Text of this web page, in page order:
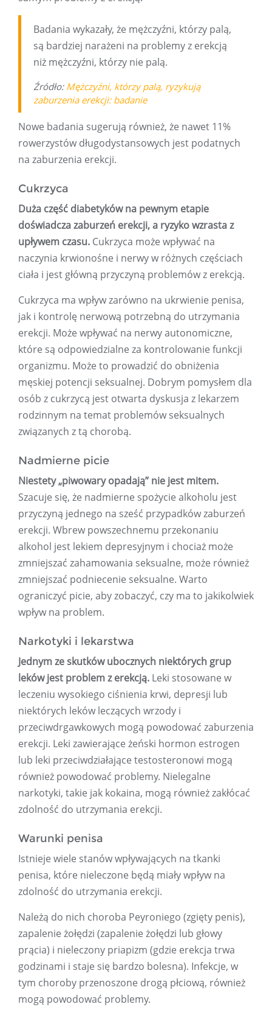
Badania wykazały, że mężczyźni, którzy palą,
są bardziej narażeni na problemy z erekcją
niż mężczyźni, którzy nie palą.
Źródło: Mężczyźni, którzy palą, ryzykują
zaburzenia erekcji: badanie
Nowe badania sugerują również, że nawet 11%
rowerzystów długodystansowych jest podatnych
na zaburzenia erekcji.
Cukrzyca
Duża część diabetyków na pewnym etapie
doświadcza zaburzeń erekcji, a ryzyko wzrasta z
upływem czasu. Cukrzyca może wpływać na
naczynia krwionośne i nerwy w różnych częściach
ciała i jest główną przyczyną problemów z erekcją.
Cukrzyca ma wpływ zarówno na ukrwienie penisa,
jak i kontrolę nerwową potrzebną do utrzymania
erekcji. Może wpływać na nerwy autonomiczne,
które są odpowiedzialne za kontrolowanie funkcji
organizmu. Może to prowadzić do obniżenia
męskiej potencji seksualnej. Dobrym pomysłem dla
osób z cukrzycą jest otwarta dyskusja z lekarzem
rodzinnym na temat problemów seksualnych
związanych z tą chorobą.
Nadmierne picie
Niestety „piwowary opadają” nie jest mitem.
Szacuje się, że nadmierne spożycie alkoholu jest
przyczyną jednego na sześć przypadków zaburzeń
erekcji. Wbrew powszechnemu przekonaniu
alkohol jest lekiem depresyjnym i chociaż może
zmniejszać zahamowania seksualne, może również
zmniejszać podniecenie seksualne. Warto
ograniczyć picie, aby zobaczyć, czy ma to jakikolwiek
wpływ na problem.
Narkotyki i lekarstwa
Jednym ze skutków ubocznych niektórych grup
leków jest problem z erekcją. Leki stosowane w
leczeniu wysokiego ciśnienia krwi, depresji lub
niektórych leków leczących wrzody i
przeciwdrgawkowych mogą powodować zaburzenia
erekcji. Leki zawierające żeński hormon estrogen
lub leki przeciwdziałające testosteronowi mogą
również powodować problemy. Nielegalne
narkotyki, takie jak kokaina, mogą również zakłócać
zdolność do utrzymania erekcji.
Warunki penisa
Istnieje wiele stanów wpływających na tkanki
penisa, które nieleczone będą miały wpływ na
zdolność do utrzymania erekcji.
Należą do nich choroba Peyroniego (zgięty penis),
zapalenie żołędzi (zapalenie żołędzi lub głowy
prącia) i nieleczony priapizm (gdzie erekcja trwa
godzinami i staje się bardzo bolesna). Infekcje, w
tym choroby przenoszone drogą płciową, również
mogą powodować problemy.